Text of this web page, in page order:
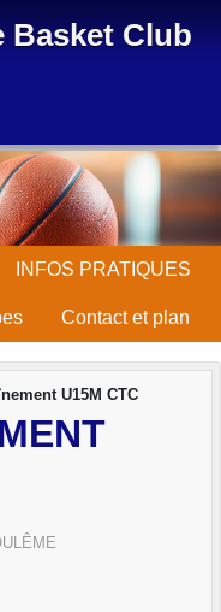
Basket Club
INFOS PRATIQUES
Contact et plan
U15M CTC